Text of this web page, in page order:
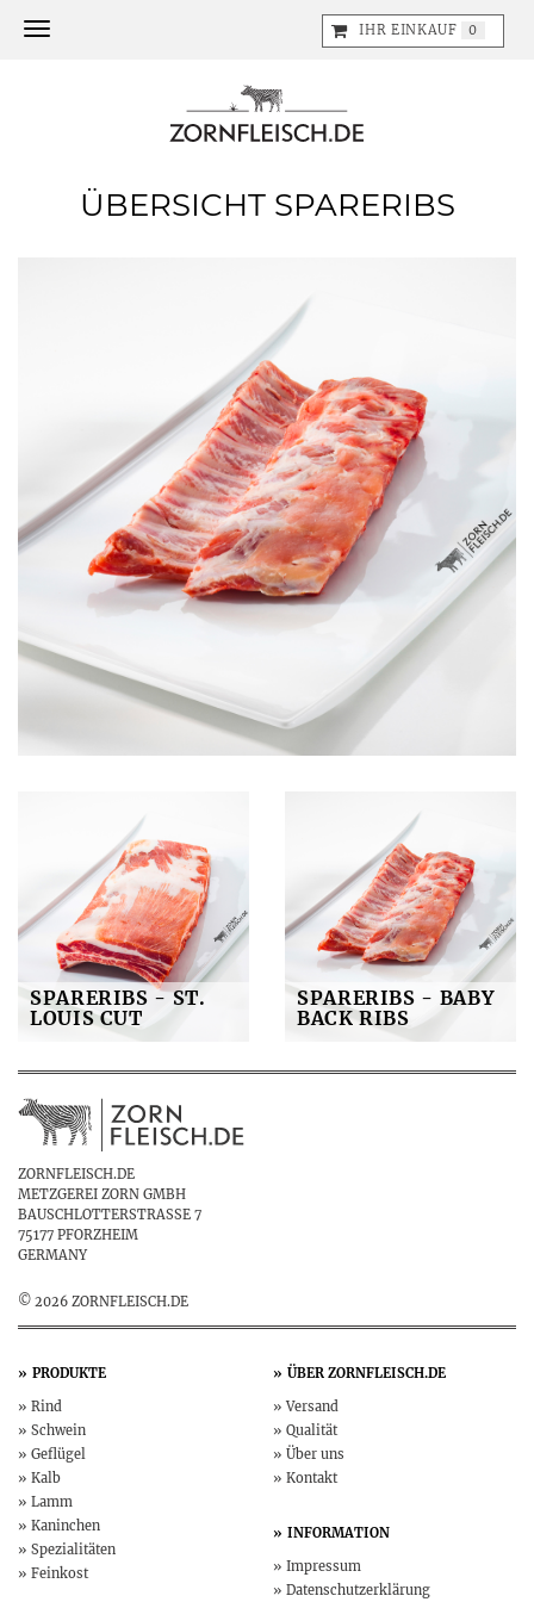
IHR EINKAUF 0
Toggle navigation
ÜBERSICHT SPARERIBS
SPARERIBS - ST.
LOUIS CUT
SPARERIBS - BABY
BACK RIBS
ZORNFLEISCH.DE
METZGEREI ZORN GMBH
BAUSCHLOTTERSTRASSE 7
75177 PFORZHEIM
GERMANY
© 2026 ZORNFLEISCH.DE
PRODUKTE
Rind
Schwein
Geflügel
Kalb
Lamm
Kaninchen
Spezialitäten
Feinkost
ÜBER ZORNFLEISCH.DE
Versand
Qualität
Über uns
Kontakt
INFORMATION
Impressum
Datenschutz­erklärung